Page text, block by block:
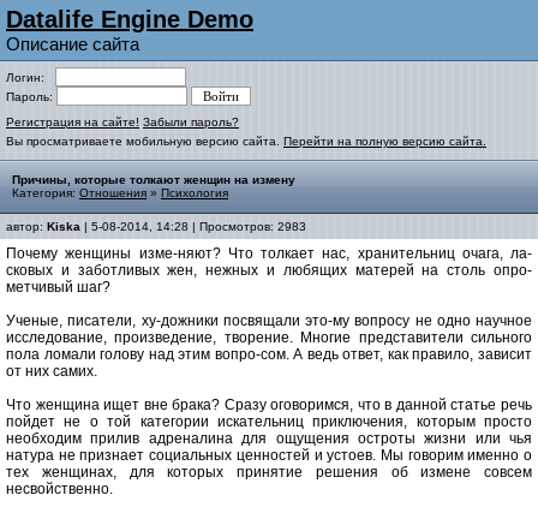
Datalife Engine Demo
Описание сайта
Логин:
Пароль:
Регистрация на сайте! Забыли пароль?
Вы просматриваете мобильную версию сайта. Перейти на полную версию сайта.
Причины, которые толкают женщин на измену
Категория: Отношения » Психология
автор: Kiska | 5-08-2014, 14:28 | Просмотров: 2983
Почему женщины изме-няют? Что толкает нас, хранительниц очага, ла-
сковых и заботливых жен, нежных и любящих матерей на столь опро-
метчивый шаг?
Ученые, писатели, ху-дожники посвящали это-му вопросу не одно научное
исследование, произведение, творение. Многие представители сильного
пола ломали голову над этим вопро-сом. А ведь ответ, как правило, зависит
от них самих.
Что женщина ищет вне брака? Сразу оговоримся, что в данной статье речь
пойдет не о той категории искательниц приключения, которым просто
необходим прилив адреналина для ощущения остроты жизни или чья
натура не признает социальных ценностей и устоев. Мы говорим именно о
тех женщинах, для которых принятие решения об измене совсем
несвойственно.